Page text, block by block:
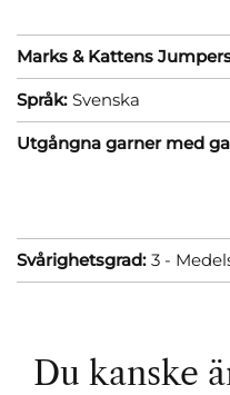
Marks & Kattens
Språk: Svenska
Utgångna garner med
Svårighetsgrad: 3 -
Du kanske